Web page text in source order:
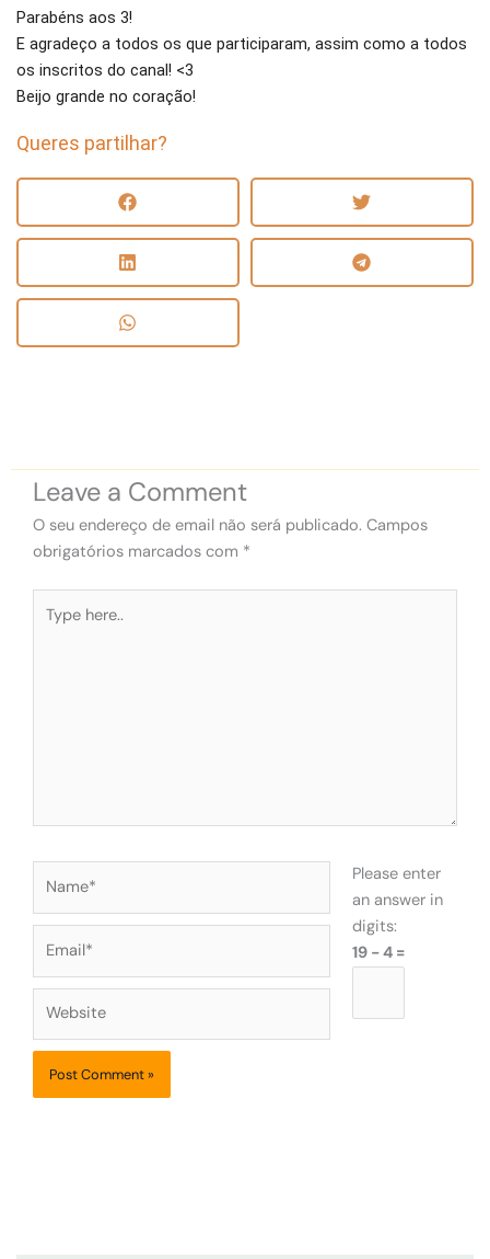
Parabéns aos 3!
E agradeço a todos os que participaram, assim como a todos
os inscritos do canal! <3
Beijo grande no coração!
Queres partilhar?
Leave a Comment
O seu endereço de email não será publicado. Campos
obrigatórios marcados com *
here..
Please enter
an answer in
digits:
19 − 4 =